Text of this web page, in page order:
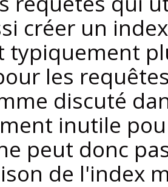
créer un
typiquement
les
discuté
inutile
peut donc
de l'index